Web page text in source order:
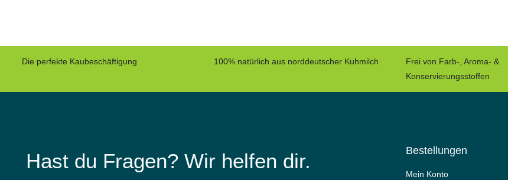
Die perfekte Kaubeschäftigung 100% natürlich aus norddeutscher Kuhmilch
Frei von Farb-, Aroma- &
Konservierungsstoffen
Hast du Fragen? Wir helfen dir. Bestellungen
Mein Konto